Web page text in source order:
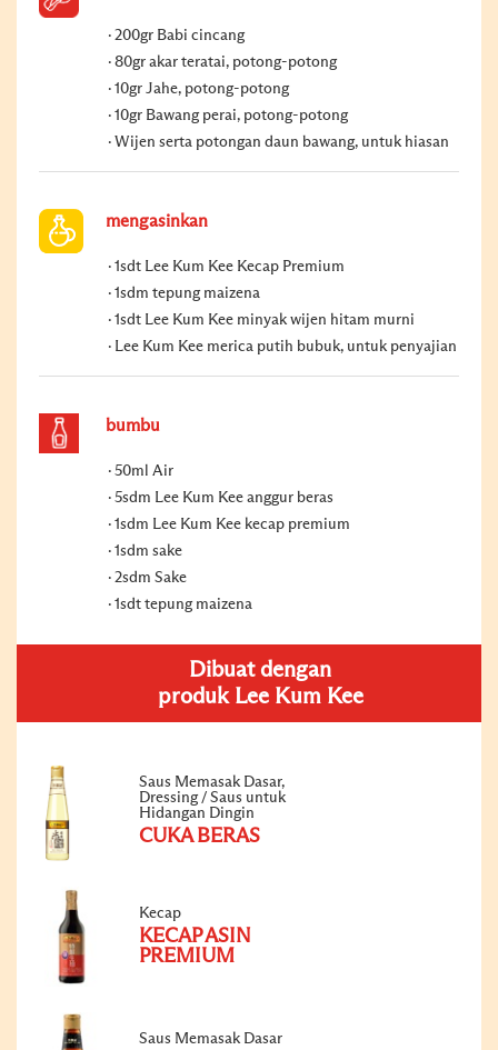
200gr Babi cincang
80gr akar teratai, potong-potong
10gr Jahe, potong-potong
10gr Bawang perai, potong-potong
Wijen serta potongan daun bawang, untuk hiasan
mengasinkan
1sdt Lee Kum Kee Kecap Premium
1sdm tepung maizena
1sdt Lee Kum Kee minyak wijen hitam murni
Lee Kum Kee merica putih bubuk, untuk penyajian
bumbu
50ml Air
5sdm Lee Kum Kee anggur beras
1sdm Lee Kum Kee kecap premium
1sdm sake
2sdm Sake
1sdt tepung maizena
Dibuat dengan
produk Lee Kum Kee
Saus Memasak Dasar,
Dressing / Saus untuk
Hidangan Dingin
CUKA BERAS
Kecap
KECAP ASIN
PREMIUM
Saus Memasak Dasar